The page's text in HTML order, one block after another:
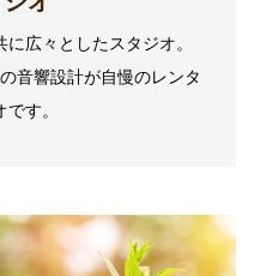
々としたスタジオ。
音響設計が自慢のレンタ
す。